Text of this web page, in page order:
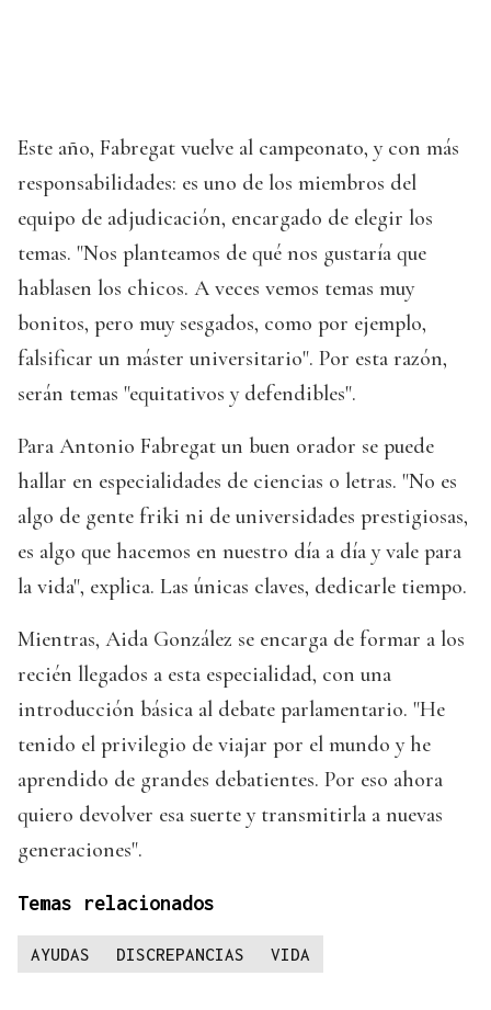
Este año, Fabregat vuelve al campeonato, y con más
responsabilidades: es uno de los miembros del
equipo de adjudicación, encargado de elegir los
temas. "Nos planteamos de qué nos gustaría que
hablasen los chicos. A veces vemos temas muy
bonitos, pero muy sesgados, como por ejemplo,
falsificar un máster universitario". Por esta razón,
serán temas "equitativos y defendibles".
Para Antonio Fabregat un buen orador se puede
hallar en especialidades de ciencias o letras. "No es
algo de gente friki ni de universidades prestigiosas,
es algo que hacemos en nuestro día a día y vale para
la vida", explica. Las únicas claves, dedicarle tiempo.
Mientras, Aida González se encarga de formar a los
recién llegados a esta especialidad, con una
introducción básica al debate parlamentario. "He
tenido el privilegio de viajar por el mundo y he
aprendido de grandes debatientes. Por eso ahora
quiero devolver esa suerte y transmitirla a nuevas
generaciones".
Temas relacionados
AYUDAS DISCREPANCIAS VIDA